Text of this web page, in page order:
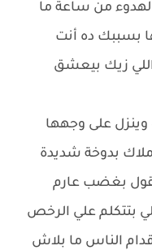
من ساعة ما
بسببك ده أنت
زيك بيعشق
على وجهها
بدوخة شديدة
بغضب عارم
بتتكلم علي الرخص
الناس ما بلاش